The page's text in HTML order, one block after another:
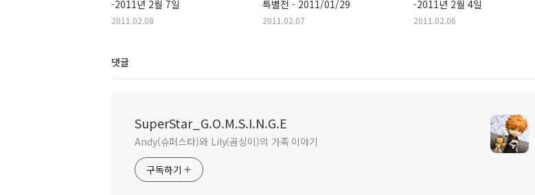
-2011년 2월 7일
2011.02.08
특별전 - 2011/01/29
2011.02.07
-2011년 2월 4일
2011.02.06
댓글
SuperStar_G.O.M.S.I.N.G.E
Andy(슈퍼스타)와 Lily(곰싱이)의 가족 이야기
구독하기